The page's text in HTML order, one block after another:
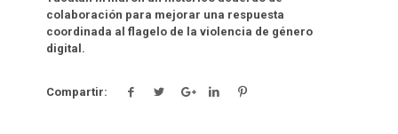
colaboración para mejorar una respuesta
coordinada al flagelo de la violencia de género
digital.
Compartir: